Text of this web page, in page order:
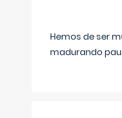
Hemos de ser
madurando